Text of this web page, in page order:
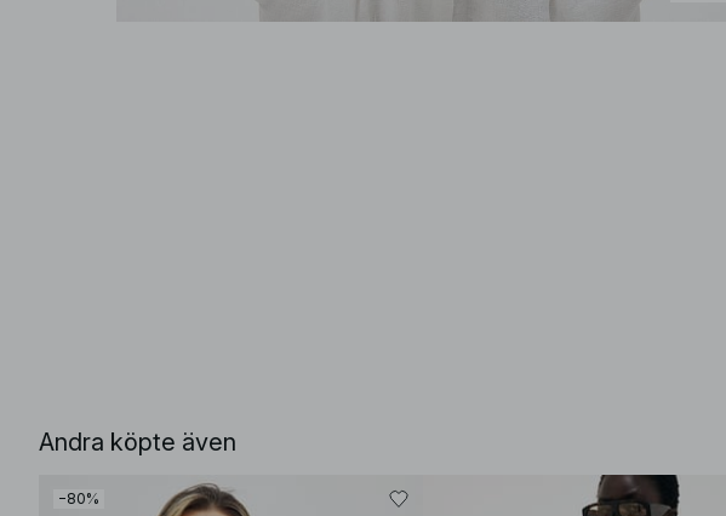
Andra köpte även
−80%